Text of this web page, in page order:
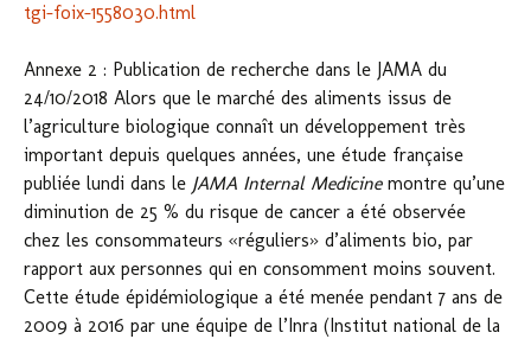
tgi-foix-1558030.html
Annexe 2 : Publication de recherche dans le JAMA du
24/10/2018 Alors que le marché des aliments issus de
l’agriculture biologique connaît un développement très
important depuis quelques années, une étude française
publiée lundi dans le JAMA Internal Medicinemontre qu’une
diminution de 25 % du risque de cancer a été observée
chez les consommateurs «réguliers» d’aliments bio, par
rapport aux personnes qui en consomment moins souvent.
Cette étude épidémiologique a été menée pendant 7 ans de
2009 à 2016 par une équipe de l’Inra (Institut national de la